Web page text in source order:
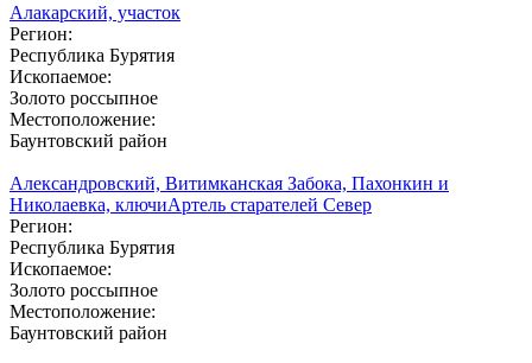
Алакарский, участок
Регион:
Республика Бурятия
Ископаемое:
Золото россыпное
Местоположение:
Баунтовский район
Александровский, Витимканская Забока, Пахонкин и
Николаевка, ключиАртель старателей Север
Регион:
Республика Бурятия
Ископаемое:
Золото россыпное
Местоположение:
Баунтовский район